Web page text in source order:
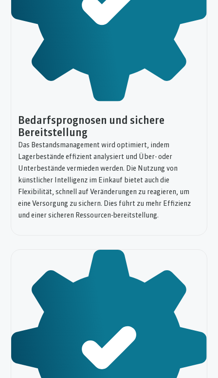
Bedarfsprognosen und sichere
Bereitstellung
Das Bestandsmanagement wird optimiert, indem
Lagerbestände effizient analysiert und Über- oder
Unterbestände vermieden werden. Die Nutzung von
künstlicher Intelligenz im Einkauf bietet auch die
Flexibilität, schnell auf Veränderungen zu reagieren, um
eine Versorgung zu sichern. Dies führt zu mehr Effizienz
und einer sicheren Ressourcen-bereitstellung.